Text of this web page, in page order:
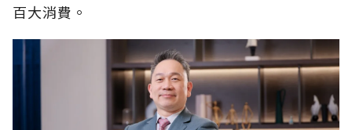
百大消費。